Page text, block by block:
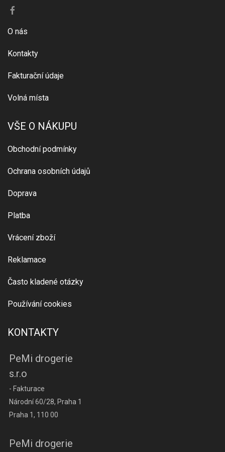
O nás
Kontakty
Fakturační údaje
Volná místa
VŠE O NÁKUPU
Obchodní podmínky
Ochrana osobních údajů
Doprava
Platba
Vrácení zboží
Reklamace
Často kladené otázky
Používání cookies
KONTAKTY
PeMi drogerie
s.r.o
- Fakturace
Národní 60/28, Praha 1
Praha 1, 110 00
PeMi drogerie